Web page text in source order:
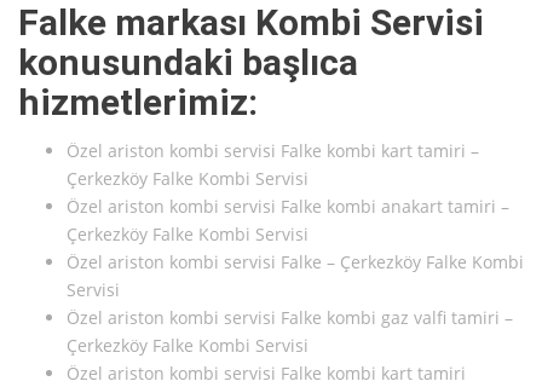
Falke markası Kombi Servisi
konusundaki başlıca
hizmetlerimiz:
Özel ariston kombi servisi Falke kombi kart tamiri –
Çerkezköy Falke Kombi Servisi
Özel ariston kombi servisi Falke kombi anakart tamiri –
Çerkezköy Falke Kombi Servisi
Özel ariston kombi servisi Falke – Çerkezköy Falke Kombi
Servisi
Özel ariston kombi servisi Falke kombi gaz valfi tamiri –
Çerkezköy Falke Kombi Servisi
Özel ariston kombi servisi Falke kombi kart tamiri